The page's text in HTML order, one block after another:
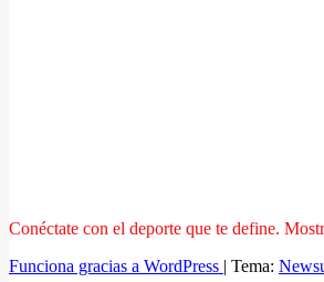
Conéctate con el deporte que te define.
Funciona gracias a WordPress | Tema: